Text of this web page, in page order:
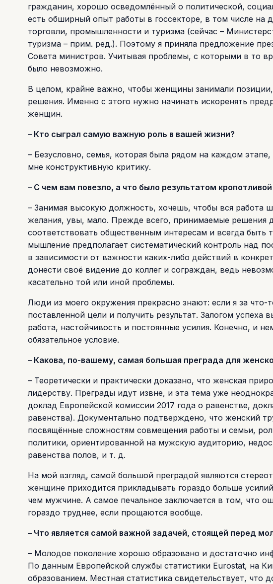
гражданин, хорошо осведомлённый о политической,
есть обширный опыт работы в госсекторе, в том числе на
торговли, промышленности и туризма (сейчас –
туризма – прим. ред.). Поэтому я приняла предложение
Совета министров. Учитывая проблемы, с которыми в то
было невозможно.
В целом, крайне важно, чтобы женщины занимали
решения. Именно с этого нужно начинать искоренять
женщин.
– Кто сыграл самую важную роль в вашей жизни?
– Безусловно, семья, которая была рядом на каждом
мне конструктивную критику.
– С чем вам повезло, а что было результатом
– Занимая высокую должность, хочешь, чтобы вся работа
желания, увы, мало. Прежде всего, принимаемые
соответствовать общественным интересам и всегда быть
мышление предполагает систематический контроль над
в зависимости от важности каких-либо действий в
донести своё видение до коллег и сограждан, ведь
касательно той или иной проблемы.
Люди из моего окружения прекрасно знают: если я за что-
поставленной цели и получить результат. Залогом
работа, настойчивость и постоянные усилия. Конечно, и
обязательное условие.
– Какова, по-вашему, самая большая преграда для
– Теоретически и практически доказано, что женская
лидерству. Преграды идут извне, и эта тема уже
доклад Европейской комиссии 2017 года о равенстве,
равенства). Документально подтверждено, что женский
посвящённые сложностям совмещения работы и семьи,
политики, ориентированной на мужскую аудиторию,
равенства полов, и т. д.
На мой взгляд, самой большой преградой являются
женщине приходится прикладывать гораздо больше
чем мужчине. А самое печальное заключается в том, что
гораздо труднее, если прощаются вообще.
– Что является самой важной задачей, стоящей перед
– Молодое поколение хорошо образовано и достаточно
По данным Европейской службы статистики Eurostat, на
образованием. Местная статистика свидетельствует,